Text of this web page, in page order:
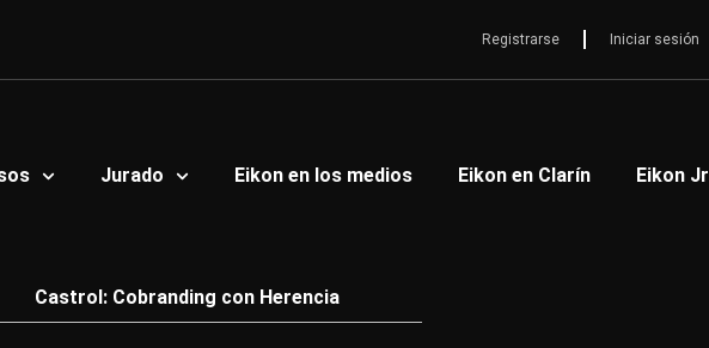
Registrarse Iniciar sesión
Jurado Eikon en los medios Eikon en Clarín Eikon Jr
Castrol: Cobranding con Herencia